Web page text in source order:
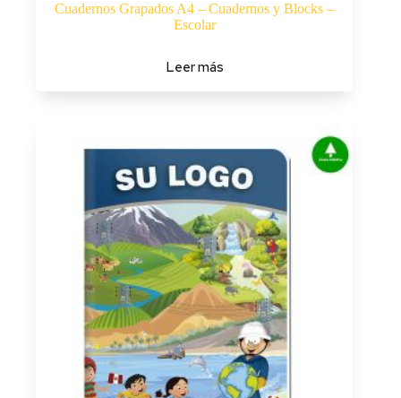
Cuadernos Grapados A4 – Cuadernos y Blocks –
Escolar
Leer más